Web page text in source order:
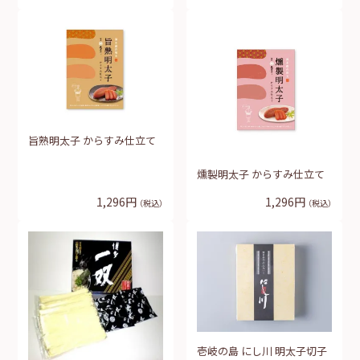
旨熟明太子 からすみ仕立て
1,296円 （税込）
燻製明太子 からすみ仕立て
1,296円 （税込）
壱岐の島 にし川 明太子切子